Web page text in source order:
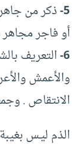
5- ذكر من
أو فاجر مجاهر
6- التعريف
والأعمش
الانتقاص .
الذم ليـس